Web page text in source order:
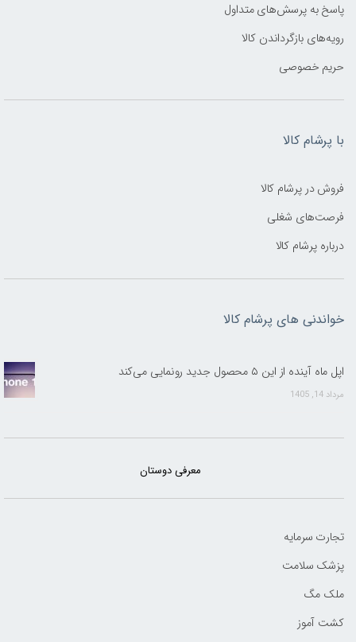
پاسخ به پرسش‌های متداول
رویه‌های بازگرداندن کالا
حریم خصوصی
با پرشام کالا
فروش در پرشام کالا
فرصت‌های شغلی
درباره پرشام کالا
خواندنی های پرشام کالا
اپل ماه آینده از این ۵ محصول جدید رونمایی می‌کند
مرداد 14, 1405
معرفی دوستان
تجارت سرمایه
پزشک سلامت
ملک مگ
کشت آموز